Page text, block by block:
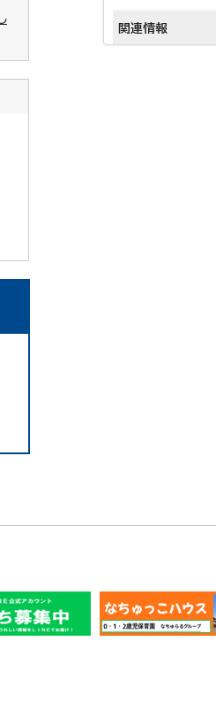
関連情報